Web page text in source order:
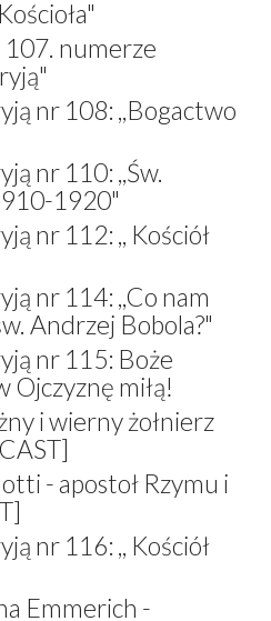
107. numerze
nr 108: ,,Bogactwo
nr 110: ,,Św.
1920"
nr 112: ,, Kościół
nr 114: ,,Co nam
Andrzej Bobola?"
nr 115: Boże
Ojczyznę miłą!
i wierny żołnierz
- apostoł Rzymu i
nr 116: ,, Kościół
Emmerich -